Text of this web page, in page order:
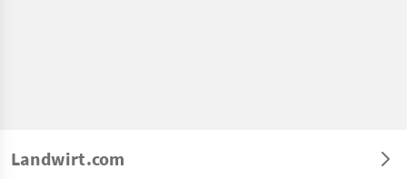
Landwirt.com